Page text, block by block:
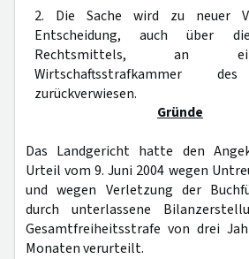
2. Die Sache wird zu neuer
Entscheidung, auch über
Rechtsmittels, an
Wirtschaftsstrafkammer
zurückverwiesen.
Gründe
Das Landgericht hatte den
Urteil vom 9. Juni 2004 wegen
und wegen Verletzung der
durch unterlassene
Gesamtfreiheitsstrafe von drei
Monaten verurteilt.